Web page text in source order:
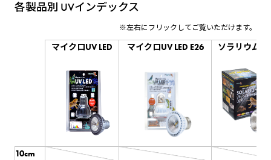
各製品別 UVインデックス
マイクロUV LED マイクロUV LED E26 ソラリウム
10cm